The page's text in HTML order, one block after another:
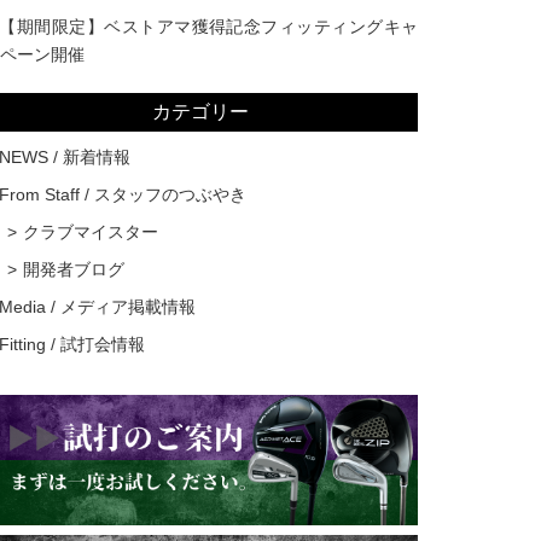
【期間限定】ベストアマ獲得記念フィッティングキャ
ーン開催
カテゴリー
NEWS / 新着情報
From Staff / スタッフのつぶやき
クラブマイスター
開発者ブログ
Media / メディア掲載情報
Fitting / 試打会情報